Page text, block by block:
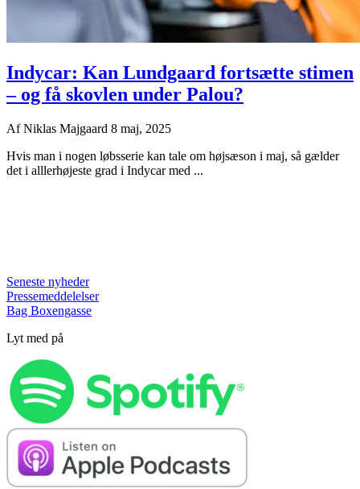
Indycar: Kan Lundgaard fortsætte stimen
– og få skovlen under Palou?
AfNiklas Majgaard 8 maj, 2025
Hvis man i nogen løbsserie kan tale om højsæson i maj, så gælder
det i alllerhøjeste grad i Indycar med ...
Seneste nyheder
Pressemeddelelser
Bag Boxengasse
Lyt med på